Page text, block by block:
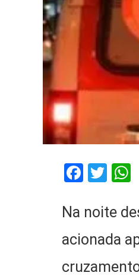
Na noite
acionada